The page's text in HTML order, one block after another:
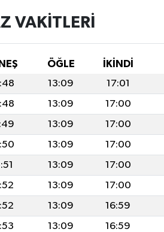
VAKITLERI
ÖĞLE İKINDI
13:09 17:01
13:09 17:00
13:09 17:00
13:09 17:00
13:09 17:00
13:09 17:00
13:09 16:59
13:09 16:59